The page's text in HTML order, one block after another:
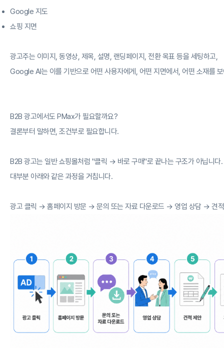
Google 지도
쇼핑 지면
광고주는 이미지, 동영상, 제목, 설명, 랜딩페이지, 전환 목표 등을 세팅하고,
Google AI는 이를 기반으로 어떤 사용자에게, 어떤 지면에서, 어떤 소재를
B2B 광고에서도 PMax가 필요할까요?
결론부터 말하면, 조건부로 필요합니다.
B2B 광고는 일반 쇼핑몰처럼 "클릭 → 바로 구매"로 끝나는 구조가 아닙니다.
대부분 아래와 같은 과정을 거칩니다.
광고 클릭 → 홈페이지 방문 → 문의 또는 자료 다운로드 → 영업 상담 → 견